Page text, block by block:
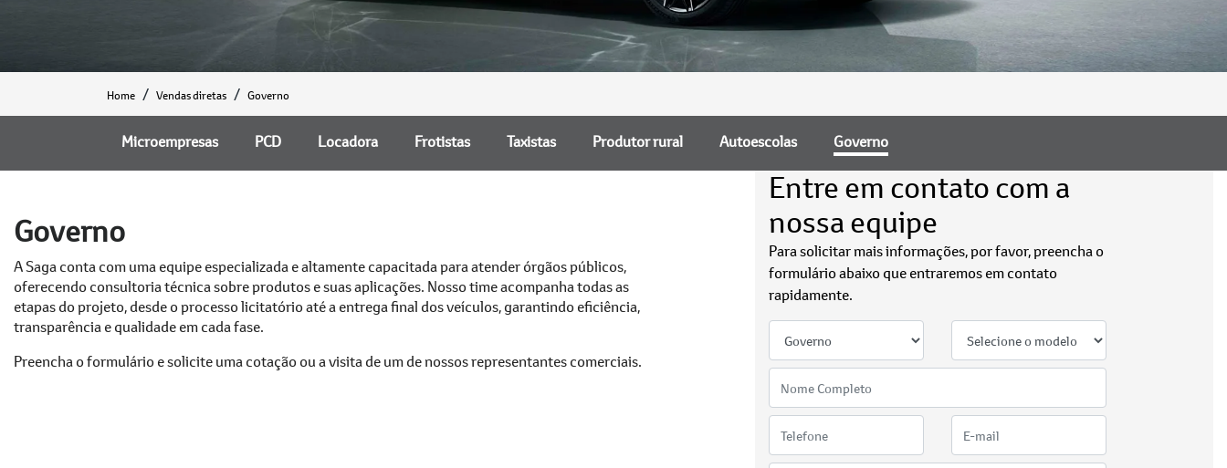
Home Vendas diretas Governo
Microempresas PCD Locadora Frotistas Taxistas Produtor rural Autoescolas Governo
Governo
A Saga conta com uma equipe especializada e altamente capacitada para atender órgãos públicos,
oferecendo consultoria técnica sobre produtos e suas aplicações. Nosso time acompanha todas as
etapas do projeto, desde o processo licitatório até a entrega final dos veículos, garantindo eficiência,
transparência e qualidade em cada fase.
Preencha o formulário e solicite uma cotação ou a visita de um de nossos representantes comerciais.
Entre em contato com a
nossa equipe
Para solicitar mais informações, por favor, preencha o
formulário abaixo que entraremos em contato
rapidamente.